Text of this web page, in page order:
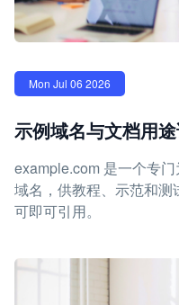
Mon Jul 06 2026
示例域名与文档用
example.com 是一个专
域名，供教程、示范和
可即可引用。